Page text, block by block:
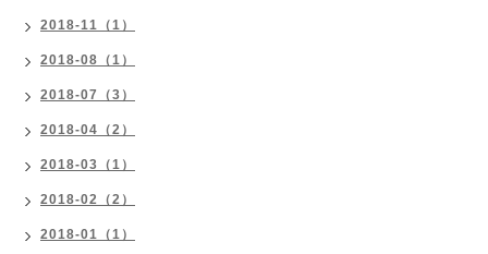
2018-11（1）
2018-08（1）
2018-07（3）
2018-04（2）
2018-03（1）
2018-02（2）
2018-01（1）